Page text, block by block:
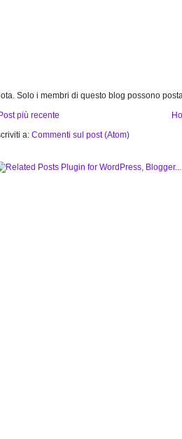
Solo i membri di questo blog possono
più recente
a: Commenti sul post (Atom)